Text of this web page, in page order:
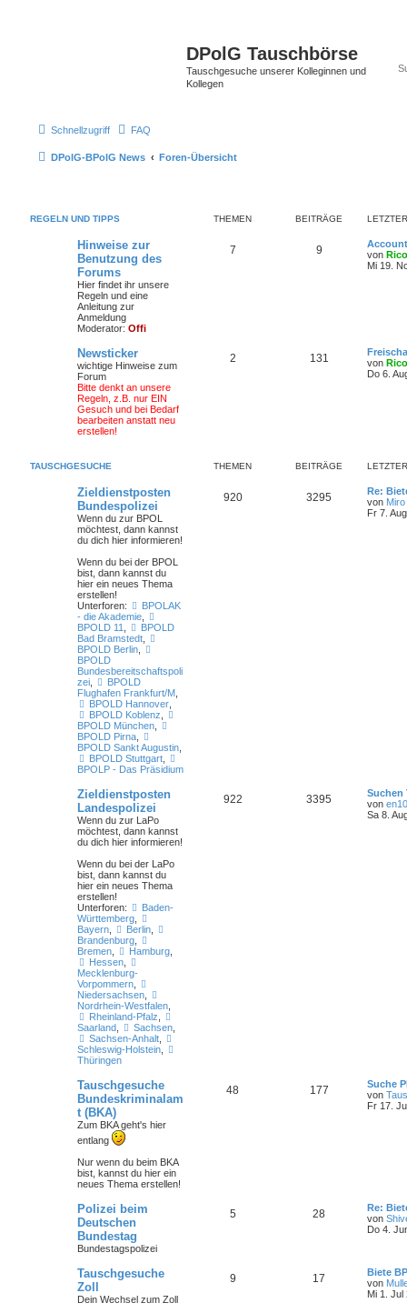
DPolG Tauschbörse
Tauschgesuche unserer Kolleginnen und
Kollegen
Schnellzugriff FAQ
DPolG-BPolG News Foren-Übersicht
REGELN UND TIPPS THEMEN BEITRÄGE
Hinweise zur
Benutzung des
Forums
Hier findet ihr unsere
Regeln und eine
Anleitung zur
Anmeldung
Moderator: Offi
7 9
von
Mi 19.
Newsticker
wichtige Hinweise zum
Forum
Bitte denkt an unsere
Regeln, z.B. nur EIN
Gesuch und bei Bedarf
bearbeiten anstatt neu
erstellen!
2 131
von
Do 6.
TAUSCHGESUCHE THEMEN BEITRÄGE
Zieldienstposten
Bundespolizei
Wenn du zur BPOL
möchtest, dann kannst
du dich hier informieren!
Wenn du bei der BPOL
bist , dann kannst du
hier ein neues Thema
erstellen!
Unterforen:
BPOLAK
- die Akademie
BPOLD 11
BPOLD
Bad Bramstedt
BPOLD Berlin
BPOLD
Bundesbereitschaftspoli
zei
BPOLD
Flughafen Frankfurt/M
BPOLD Hannover,
BPOLD Koblenz
BPOLD München
BPOLD Pirna
BPOLD Sankt Augustin
BPOLD Stuttgart,
BPOLP - Das Präsidium
920 3295
Re:
von Miro
Fr 7.
Zieldienstposten
Landespolizei
Wenn du zur LaPo
möchtest, dann kannst
du dich hier informieren!
Wenn du bei der LaPo
bist , dann kannst du
hier ein neues Thema
erstellen!
Unterforen:
Baden-
Württemberg
Bayern
Berlin,
Brandenburg
Bremen
Hamburg,
Hessen,
Mecklenburg-
Vorpommern
Niedersachsen
Nordrhein-Westfalen
Rheinland-Pfalz
Saarland
Sachsen,
Sachsen-Anhalt,
Schleswig-Holstein
Thüringen
922 3395
Suchen
von
Sa 8.
Tauschgesuche
Bundeskriminalam
t (BKA)
Zum BKA geht's hier
entlang
Nur wenn du beim BKA
bist , kannst du hier ein
neues Thema erstellen!
48 177
Suche
von
Fr 17.
Polizei beim
Deutschen
Bundestag
Bundestagspolizei
5 28
Re:
von
Do 4.
Tauschgesuche
Zoll
Dein Wechsel zum Zoll
9 17
Biete
von
Mi 1. Jul